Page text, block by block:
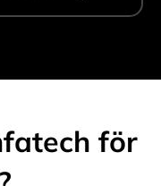
för